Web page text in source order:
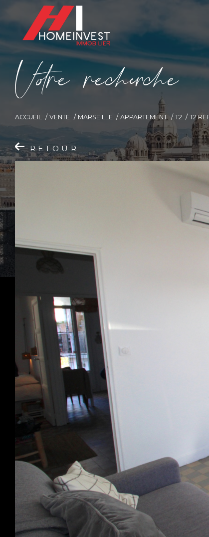
Vore recece
ACCUEIL VENTE MARSEILLE APPARTEMENT T2 T2
RETOUR